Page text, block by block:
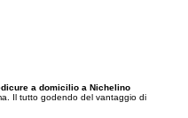
a domicilio a Nichelino
Il tutto godendo del vantaggio di